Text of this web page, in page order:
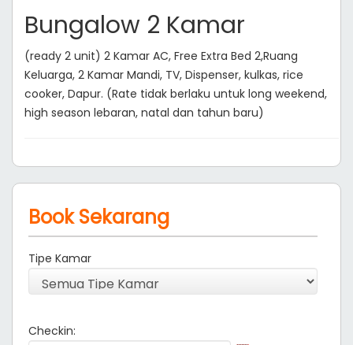
Bungalow 2 Kamar
(ready 2 unit) 2 Kamar AC, Free Extra Bed 2,Ruang
Keluarga, 2 Kamar Mandi, TV, Dispenser, kulkas, rice
cooker, Dapur. (Rate tidak berlaku untuk long weekend,
high season lebaran, natal dan tahun baru)
Book Sekarang
Tipe Kamar
Checkin: